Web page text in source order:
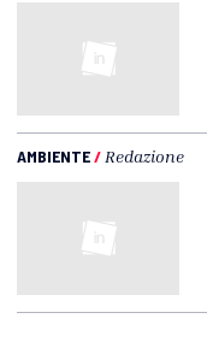
AMBIENTE/Redazione